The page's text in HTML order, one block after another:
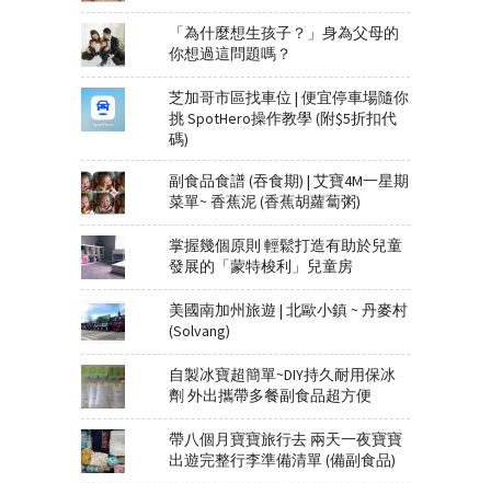
「為什麼想生孩子？」身為父母的
你想過這問題嗎？
芝加哥市區找車位 | 便宜停車場隨你
挑 SpotHero操作教學 (附$5折扣代
碼)
副食品食譜 (吞食期) | 艾寶4M一星期
菜單~ 香蕉泥 (香蕉胡蘿蔔粥)
掌握幾個原則 輕鬆打造有助於兒童
發展的「蒙特梭利」兒童房
美國南加州旅遊 | 北歐小鎮 ~ 丹麥村
(Solvang)
自製冰寶超簡單~DIY持久耐用保冰
劑 外出攜帶多餐副食品超方便
帶八個月寶寶旅行去 兩天一夜寶寶
出遊完整行李準備清單 (備副食品)